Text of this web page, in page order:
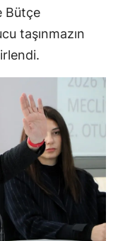
Bütçe
taşınmazın